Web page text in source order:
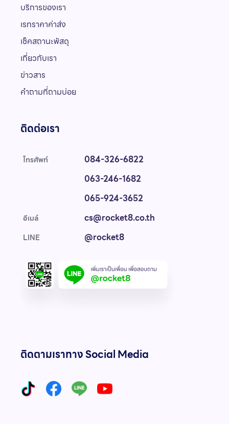
บริการของเรา
เรทราคาค่าส่ง
เช็คสถานะพัสดุ
เกี่ยวกับเรา
ข่าวสาร
คำถามที่ถามบ่อย
ติดต่อเรา
โทรศัพท์
084-326-6822
063-246-1682
065-924-3652
อีเมล์ cs@rocket8.co.th
LINE @rocket8
ติดตามเราทาง Social Media